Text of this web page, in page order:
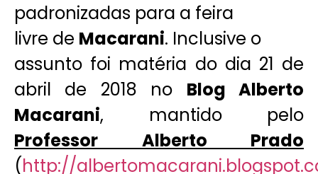
padronizadas para a feira
livre de Macarani. Inclusive o
assunto foi matéria do dia 21 de
abril de 2018 no Blog Alberto
Macarani, mantido pelo
Professor Alberto Prado
(http://